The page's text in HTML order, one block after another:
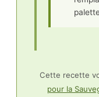
Cette recette
pour la